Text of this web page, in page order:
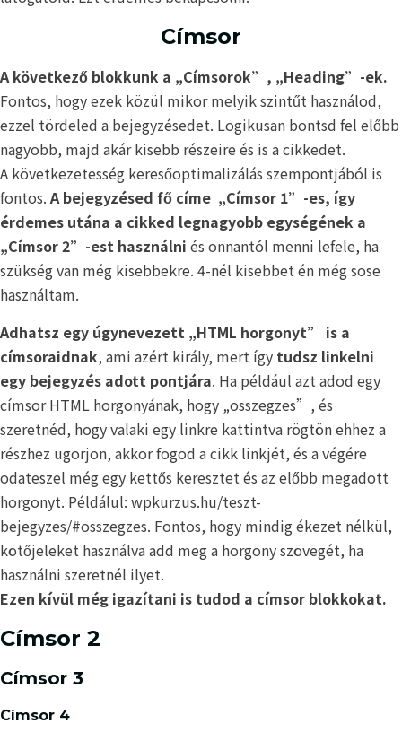
Címsor
A következő blokkunk a „Címsorok”, „Heading”-ek.
Fontos, hogy ezek közül mikor melyik szintűt használod,
ezzel tördeled a bejegyzésedet. Logikusan bontsd fel előbb
nagyobb, majd akár kisebb részeire és is a cikkedet.
A következetesség keresőoptimalizálás szempontjából is
fontos.A bejegyzésed fő címe „Címsor 1”-es, így
érdemes utána a cikked legnagyobb egységének a
„Címsor 2”-est használni és onnantól menni lefele, ha
szükség van még kisebbekre. 4-nél kisebbet én még sose
használtam.
Adhatsz egy úgynevezett „HTML horgonyt” is a
címsoraidnak, ami azért király, mert így tudsz linkelni
egy bejegyzés adott pontjára. Ha például azt adod egy
címsor HTML horgonyának, hogy „osszegzes”, és
szeretnéd, hogy valaki egy linkre kattintva rögtön ehhez a
részhez ugorjon, akkor fogod a cikk linkjét, és a végére
odateszel még egy kettős keresztet és az előbb megadott
horgonyt. Példálul: wpkurzus.hu/teszt-
bejegyzes/#osszegzes. Fontos, hogy mindig ékezet nélkül,
kötőjeleket használva add meg a horgony szövegét, ha
használni szeretnél ilyet.
Ezen kívül még igazítani is tudod a címsor blokkokat.
Címsor 2
Címsor 3
Címsor 4